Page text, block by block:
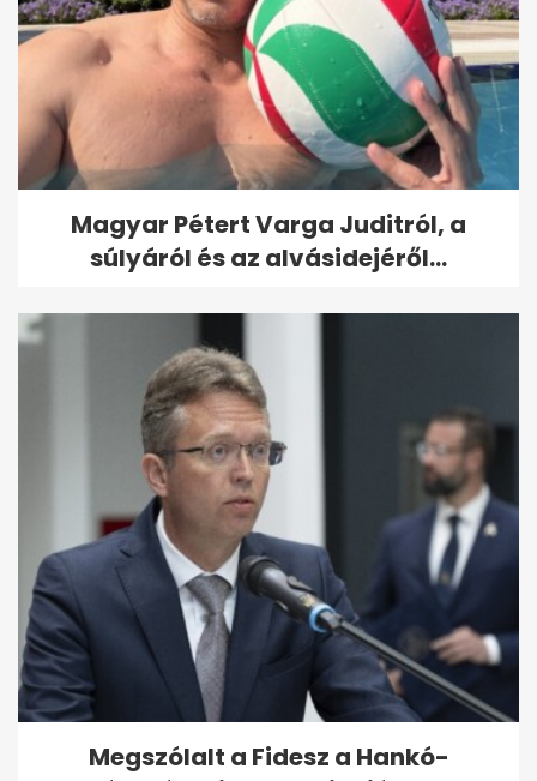
Magyar Pétert Varga Juditról, a
súlyáról és az alvásidejéről...
Megszólalt a Fidesz a Hankó-